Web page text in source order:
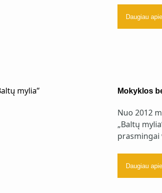
Daugiau
Mokyklos
Nuo 2012
„Baltų
prasmingai
Daugiau